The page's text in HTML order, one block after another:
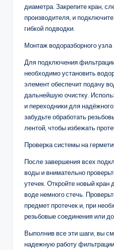
диаметра. Закрепите кран,
производителя, и
гибкой подводки.
Монтаж водоразборного узла
Для подключения
необходимо установить
элемент обеспечит подачу
дальнейшую очистку.
и переходники для
забудьте обработать
лентой, чтобы избежать
Проверка системы на
После завершения всех
воды и внимательно
утечек. Откройте новый кран
воде немного стечь.
предмет протечек и, при
резьбовые соединения или
Выполнив все эти шаги, вы
надежную работу